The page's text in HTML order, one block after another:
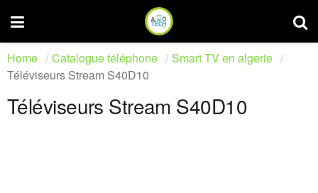
Home Catalogue téléphone
Smart TV en algerie
Téléviseurs Stream S40D10
Téléviseurs Stream S40D10